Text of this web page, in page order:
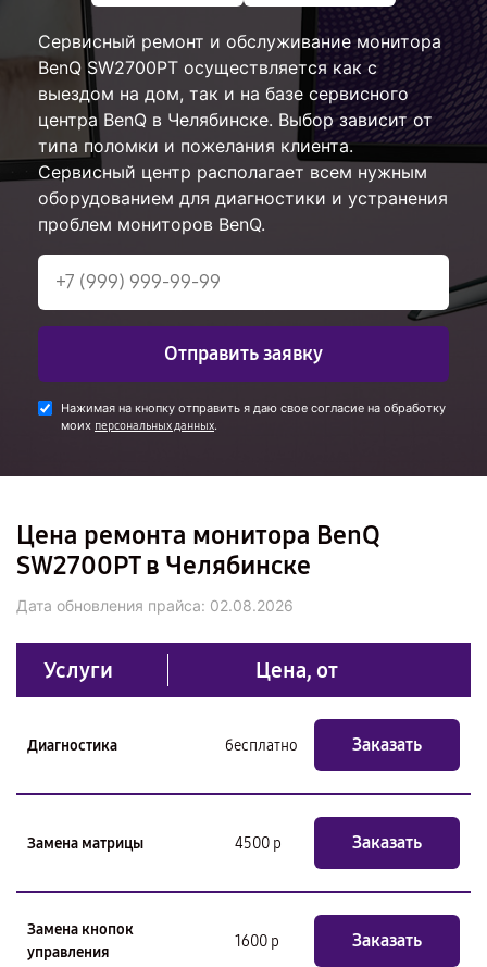
Сервисный ремонт и обслуживание монитора
BenQ SW2700PT осуществляется как с
выездом на дом, так и на базе сервисного
центра BenQ в Челябинске. Выбор зависит от
типа поломки и пожелания клиента.
Сервисный центр располагает всем нужным
оборудованием для диагностики и устранения
проблем мониторов BenQ.
Отправить заявку
Нажимая на кнопку отправить я даю свое согласие на обработку
моих персональных данных.
Цена ремонта монитора BenQ
SW2700PT в Челябинске
Дата обновления прайса: 02.08.2026
Услуги Цена, от
Диагностика бесплатно Заказать
Замена матрицы 4500 р Заказать
Замена кнопок
управления
1600 р Заказать